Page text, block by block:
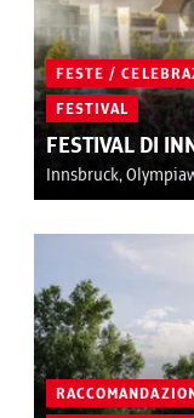
FESTE /
FESTIVAL
FESTIVAL DI
Innsbruck,